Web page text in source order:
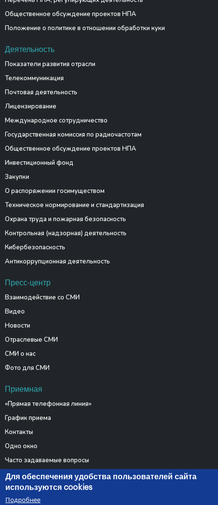
Общественное обсуждение проектов НПА
Положение о политике в отношении обработки куки
Деятельность
Показатели развития отрасли
Телекоммуникация
Почтовая деятельность
Лицензирование
Международное сотрудничество
Государственная комиссия по радиочастотам
Общественное обсуждение проектов НПА
Инвестиционный фонд
Закупки
О распоряжении госимуществом
Техническое нормирование и стандартизация
Охрана труда и пожарная безопасность
Контрольная (надзорная) деятельность
Кибербезопасность
Антикоррупционная деятельность
Пресс-центр
Взаимодействие со СМИ
Видео
Новости
Отраслевые СМИ
СМИ о нас
Фото для СМИ
Приемная
«Прямая телефонная линия»
График приема
Контакты
Одно окно
Часто задаваемые вопросы
Электронные обращения
Для обеспечения удобства пользователей сайта
используются cookies
Подробнее